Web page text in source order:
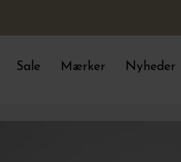
Sale Mærker Nyheder